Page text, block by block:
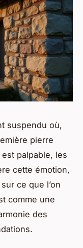
suspendu où,
pierre
palpable, les
cette émotion,
ce que l’on
comme une
des